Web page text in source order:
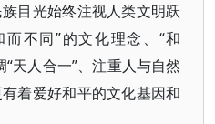
目光始终注视人类文明跃
不同”的文化理念、“和
天人合一”、注重人与自然
着爱好和平的文化基因和